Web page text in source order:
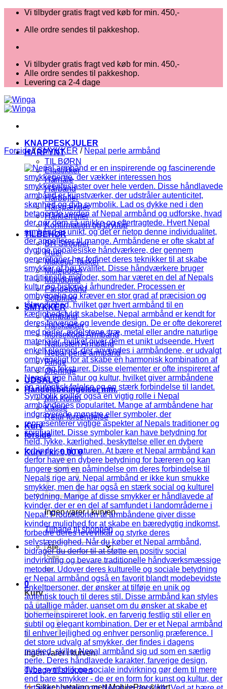
Fortsæt
indhold
Vi tilbyder gratis fragt ved køb for min. 450,-
Alle ordre sendes til pakkeshop.
Vi tilbyder gratis fragt ved køb for min. 450,-
Alle ordre sendes til pakkeshop.
Levering ca 2-4 dage
KNAPPESKJULER
HÅRPYNT
TIL BØRN
Elastikker
Hårnåle
Hårbånd
Hårbøjler
Hårspænder
Hårklemmer
Konfirmation og bryllup
TILBEHØR
BH Stropper
Huer
Makeup Tasker
Muleposer
Mundbind
Pandebånd
Solbriller
SMYKKER
Armbånd
Halskæder
Morsekode Armbånd
Natursten Armbånd
Nepal perle armbånd
Ringe
Øreringe
UDSALG
Handelsbetingelser mm.
Min Konto
Kasse
Retur forsendelse
Kurv
forside
Kurv /kr.0,00 0
Ingen varer i kurven.
Tilbage til shoppen
Søg
efter:
0
Kurv
Ingen varer i kurven.
Tilbage til shoppen
Forside / SMYKKER / Nepal perle armbånd